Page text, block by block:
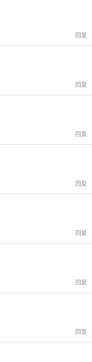
回复
回复
回复
回复
回复
回复
回复